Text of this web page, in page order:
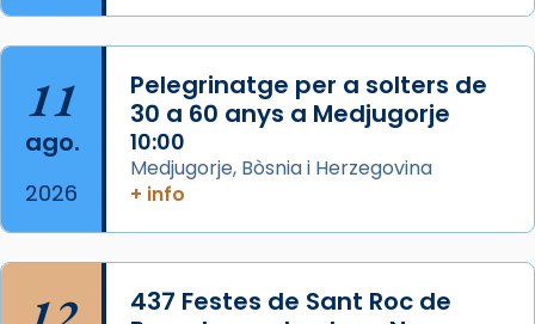
apòstol màrtir, decapitat a Jerusalem per
Herodes Agripa (vers l'any 44).
Patró de Galícia, després de les invasions
musulmanes fou venerat com a patró dels
Regnes castellans i més tard de tota
Espanya.
11
ago.
2026
Pelegrinatge per a solters de
30 a 60 anys a Medjugorje
10:00
Medjugorje, Bòsnia i Herzegovina
+ info
437 Festes de Sant Roc de